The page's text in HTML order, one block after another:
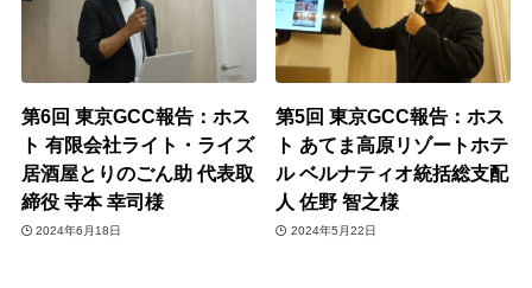
第6回 東京GCC報告：ホス
ト 有限会社ライト・ライズ
居酒屋とりのごん助 代表取
締役 寺本 幸司様
2024年6月18日
第5回 東京GCC報告：ホス
ト あてま高原リゾートホテ
ル ベルナティオ統括総支配
人 佐野 智之様
2024年5月22日